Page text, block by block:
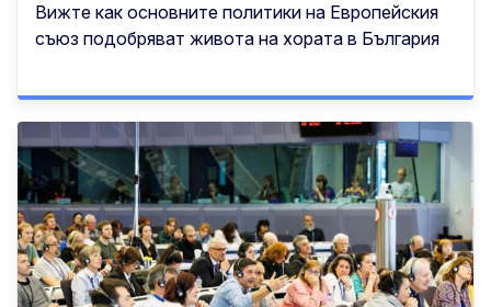
Вижте как основните политики на Европейския
съюз подобряват живота на хората в България